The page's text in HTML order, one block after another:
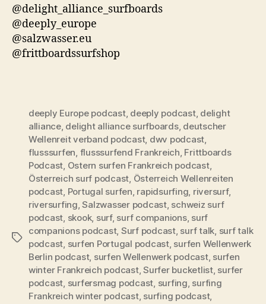
@delight_alliance_surfboards
@deeply_europe
@salzwasser.eu
@frittboardssurfshop
Schlagwörter
deeply Europe podcast, deeply podcast, delight
alliance, delight alliance surfboards, deutscher
Wellenreit verband podcast, dwv podcast,
flusssurfen, flusssurfend Frankreich, Frittboards
Podcast, Ostern surfen Frankreich podcast,
Österreich surf podcast, Österreich Wellenreiten
podcast, Portugal surfen, rapidsurfing, riversurf,
riversurfing,Salzwasser podcast, schweiz surf
podcast, skook, surf, surf companions, surf
companions podcast, Surf podcast, surf talk, surf talk
podcast, surfen Portugal podcast, surfen Wellenwerk
Berlin podcast, surfen Wellenwerk podcast, surfen
winter Frankreich podcast,Surfer bucketlist, surfer
podcast, surfersmag podcast, surfing, surfing
Frankreich winter podcast, surfing podcast,